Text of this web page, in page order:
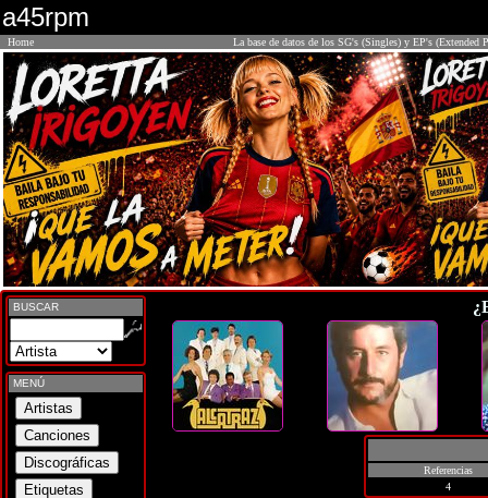
a45rpm
Home La base de datos de los SG's (Singles) y EP's (Extended
BUSCAR
MENÚ
Referencias
4